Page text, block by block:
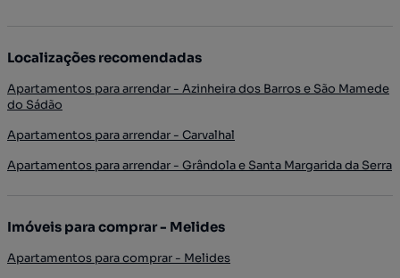
Localizações recomendadas
Apartamentos para arrendar - Azinheira dos Barros e São Mamede
do Sádão
Apartamentos para arrendar - Carvalhal
Apartamentos para arrendar - Grândola e Santa Margarida da Serra
Imóveis para comprar - Melides
Apartamentos para comprar - Melides